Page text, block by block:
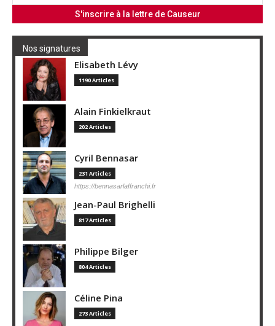
Nos signatures
Elisabeth Lévy
1190 Articles
Alain Finkielkraut
202 Articles
Cyril Bennasar
231 Articles
https://bennasarlaffranchi.fr
Jean-Paul Brighelli
817 Articles
Philippe Bilger
804 Articles
Céline Pina
273 Articles